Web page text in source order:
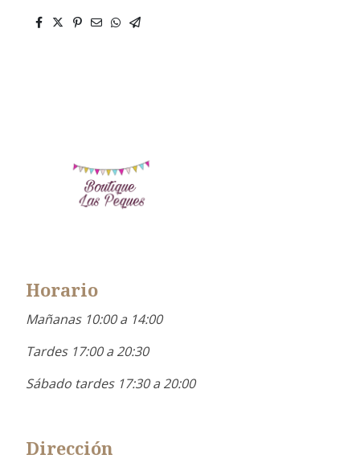
Horario
Mañanas 10:00 a 14:00
Tardes 17:00 a 20:30
Sábado tardes 17:30 a 20:00
Dirección